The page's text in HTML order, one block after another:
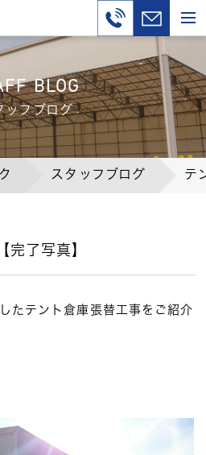
BLOG
ッフブログ
スタッフブログ テ
完了写真】
たテント倉庫張替工事をご紹介